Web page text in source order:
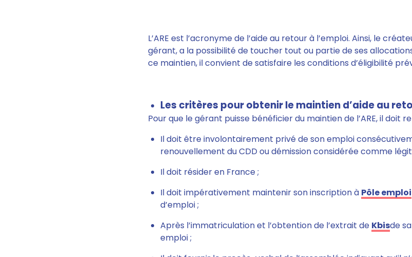
L’ARE est l’acronyme de l’aide au retour à l’emploi. Ainsi, le
gérant, a la possibilité de toucher tout ou partie de ses
ce maintien, il convient de satisfaire les conditions d’éligibilité
Les critères pour obtenir le maintien d’aide au
Pour que le gérant puisse bénéficier du maintien de l’ARE, il doit
Il doit être involontairement privé de son emploi
renouvellement du CDD ou démission considérée comme
Il doit résider en France ;
Il doit impérativement maintenir son inscription à Pôle emploi
d’emploi ;
Après l’immatriculation et l’obtention de l’extrait de Kbisde
emploi ;